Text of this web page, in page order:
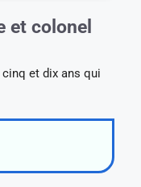
et colonel
et dix ans qui